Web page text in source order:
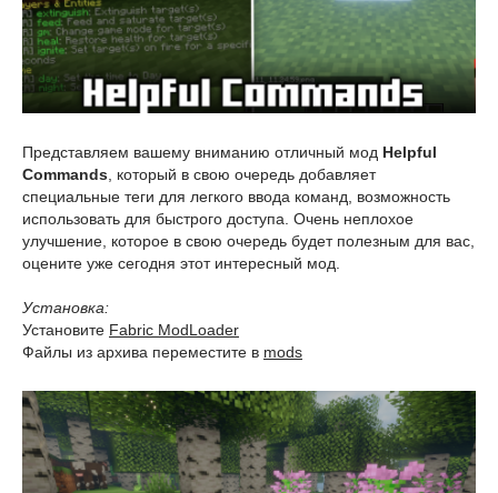
Представляем вашему вниманию отличный мод Helpful
Commands, который в свою очередь добавляет
специальные теги для легкого ввода команд, возможность
использовать для быстрого доступа. Очень неплохое
улучшение, которое в свою очередь будет полезным для вас,
оцените уже сегодня этот интересный мод.
Установка:
Установите Fabric ModLoader
Файлы из архива переместите в mods